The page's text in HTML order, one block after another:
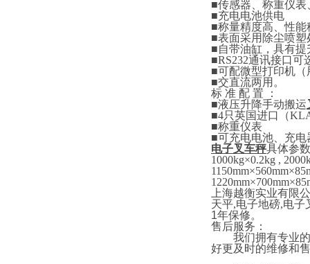
■传感器、称重仪
■充电电池供电
■称量精度高、性能
■表面采用除尘喷
■自带油缸，具有
■RS232通讯接口可
■可配微型打印机（
■交直流两用。
标 准 配 置
：
■液压升降手动搬运
■4只英国进口 （
■称重仪表
■可充电电池、充电
电子叉车秤具体参
1000kg×0.2kg ,
1150mm×56
上海越衡实业有限
天平,电子地磅,电子
1年保修。
售后服务：
我们拥有专业的
好更及时的维修和